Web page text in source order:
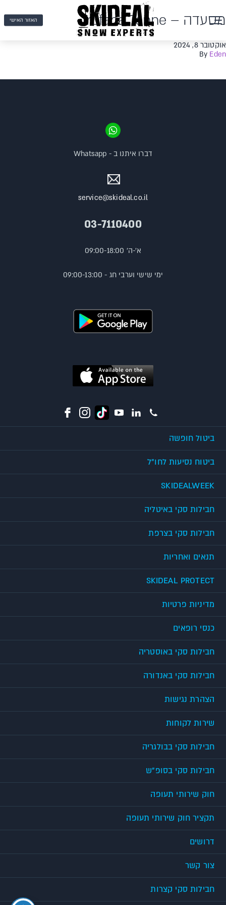
האזור האישי מסעדה – Trofana Tenne
אוקטובר 8, 2024
By Eden
service@skideal.co.il
03-7110400
א'-ה' 09:00-18:00
ימי שישי וערבי חג - 09:00-13:00
דברו איתנו ב - Whatsapp
ביטול חופשה
ביטוח נסיעות לחו"ל
SKIDEALWEEK
חבילות סקי באיטליה
חבילות סקי בצרפת
תנאים ואחריות
SKIDEAL PROTECT
מדיניות פרטיות
כנסי רופאים
חבילות סקי באוסטריה
חבילות סקי באנדורה
הצהרת נגישות
שירות לקוחות
חבילות סקי בבולגריה
חבילות סקי בסופ"ש
חוק שירותי תעופה
תקציר חוק שירותי תעופה
דרושים
צור קשר
חבילות סקי קצרות